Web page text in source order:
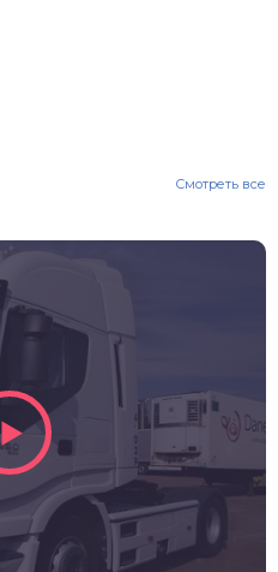
Смотреть все